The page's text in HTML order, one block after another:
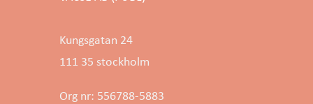
Kungsgatan 24
111 35 stockholm
Org nr: 556788-5883